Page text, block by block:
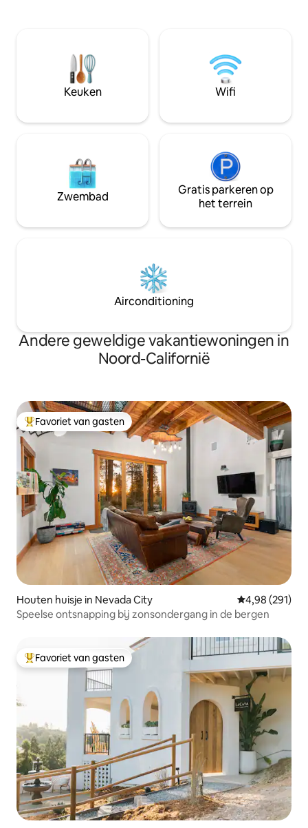
kom na zonsondergang samen bij de
vuurplaats. Wijnhuizen,
boerderijkraampjes, winkels en
wandelpaden in de buurt zijn geweldige
vrienden.
de oceaan.
voelt het heerlijk
Onlangs
en woonkamer.
restaurants.
Keuken Wifi
Zwembad
Gratis parkeren op
het terrein
Airconditioning
Andere geweldige vakantiewoningen in
Noord-Californië
Topfavoriet van gasten
Favoriet van gasten
Houten huisje in Nevada City Gemiddelde
4,98 (291)
Speelse ontsnapping bij zonsondergang in de bergen
Topfavoriet van gasten
Favoriet van gasten